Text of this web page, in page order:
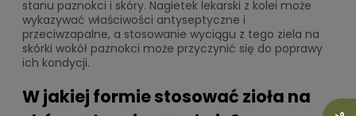
stanu paznokci i skóry. Nagietek lekarski z kolei może
wykazywać właściwości antyseptyczne i
przeciwzapalne, a stosowanie wyciągu z tego ziela na
skórki wokół paznokci może przyczynić się do poprawy
ich kondycji.
W jakiej formie stosować zioła na